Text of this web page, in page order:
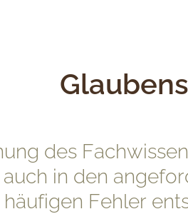
des
in den
häufigen Fehler